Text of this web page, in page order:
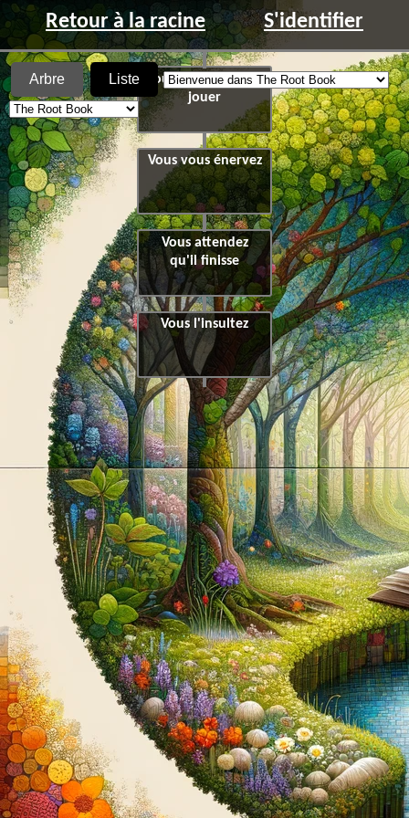
Retour à la racine S'identifier
Arbre Liste
Vous commencez à
jouer
Vous vous énervez
Vous attendez
qu'il finisse
Vous l'insultez